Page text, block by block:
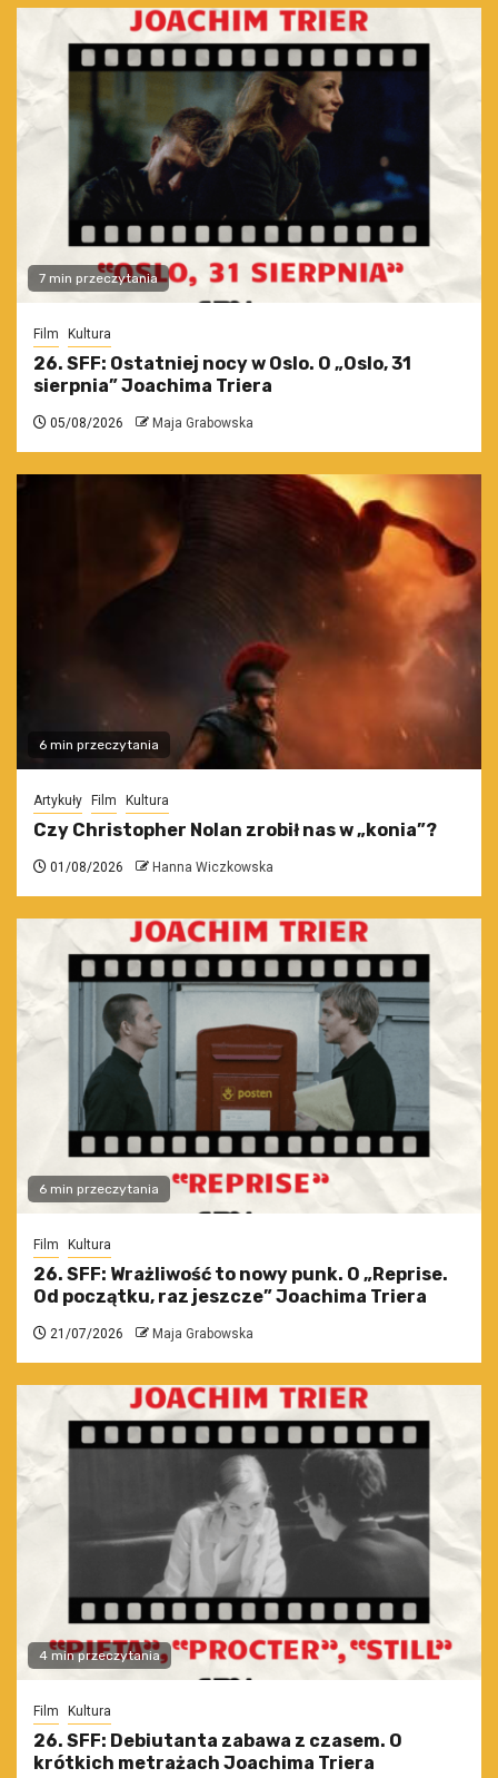
7 min przeczytania
Film Kultura
26. SFF: Ostatniej nocy w Oslo. O „Oslo, 31
sierpnia” Joachima Triera
05/08/2026 Maja Grabowska
6 min przeczytania
Artykuły Film Kultura
Czy Christopher Nolan zrobił nas w „konia”?
01/08/2026 Hanna Wiczkowska
6 min przeczytania
Film Kultura
26. SFF: Wrażliwość to nowy punk. O „Reprise.
Od początku, raz jeszcze” Joachima Triera
21/07/2026 Maja Grabowska
4 min przeczytania
Film Kultura
26. SFF: Debiutanta zabawa z czasem. O
krótkich metrażach Joachima Triera